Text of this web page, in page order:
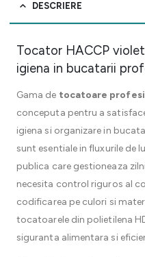
DESCRIERE
Tocator HACCP
igiena in bucatarii
Gama de tocatoare
conceputa pentru a
igiena si organizare in
sunt esentiale in fluxurile de
publica care gestioneaza
necesita control riguros al
codificarea pe culori si
tocatoarele din polietilena
siguranta alimentara si